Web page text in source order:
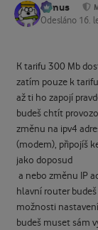
tomus
Odesláno 16.
K tarifu 300 Mb
zatím pouze k
až ti ho zapojí
budeš chtít
změnu na ipv4
(modem), připojíš
jako doposud
a nebo změnu IP
hlavní router
možnosti
budeš muset sám